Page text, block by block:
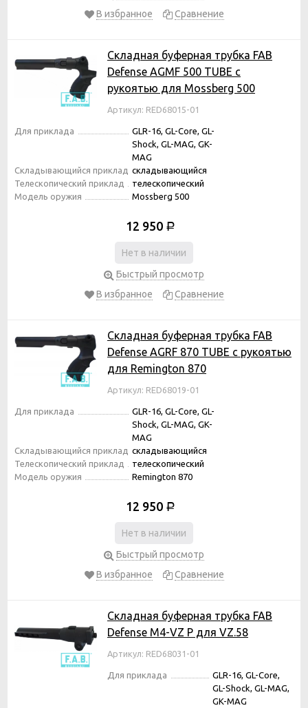
В избранное
Сравнение
Складная буферная трубка FAB
Defense AGMF 500 TUBE с
рукоятью для Mossberg 500
Артикул: RED68015-01
Для приклада
GLR-16, GL-Core, GL-
Shock, GL-MAG, GK-
MAG
Складывающийся приклад складывающийся
Телескопический приклад
телескопический
Модель оружия
Mossberg 500
12 950 Р
Нет в наличии
Быстрый просмотр
В избранное
Сравнение
Складная буферная трубка FAB
Defense AGRF 870 TUBE с рукоятью
для Remington 870
Артикул: RED68019-01
Для приклада
GLR-16, GL-Core, GL-
Shock, GL-MAG, GK-
MAG
Складывающийся приклад складывающийся
Телескопический приклад
телескопический
Модель оружия
Remington 870
12 950 Р
Нет в наличии
Быстрый просмотр
В избранное
Сравнение
Складная буферная трубка FAB
Defense M4-VZ P для VZ.58
Артикул: RED68031-01
Для приклада
GLR-16, GL-Core,
GL-Shock, GL-MAG,
GK-MAG